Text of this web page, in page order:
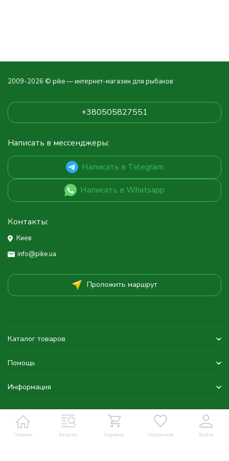
Главная Каталог Корзина Избранное Войти
2009-2026 © pike — интернет-магазин для рыбаков
+380505827551
Написать в мессенджеры:
Написать в Telegram
Написать в Whatsapp
Контакты:
Киев
info@pike.ua
Проложить маршрут
Каталог товаров
Помощь
Информация